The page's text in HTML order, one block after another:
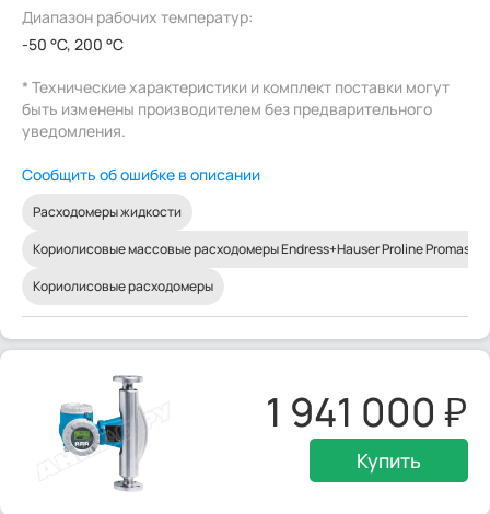
Диапазон рабочих температур:
-50 °C, 200 °C
* Технические характеристики и комплект поставки могут
быть изменены производителем без предварительного
уведомления.
Сообщить об ошибке в описании
Расходомеры жидкости
Кориолисовые массовые расходомеры Endress+Hauser Proline Promass
Кориолисовые расходомеры
1 941 000
Купить